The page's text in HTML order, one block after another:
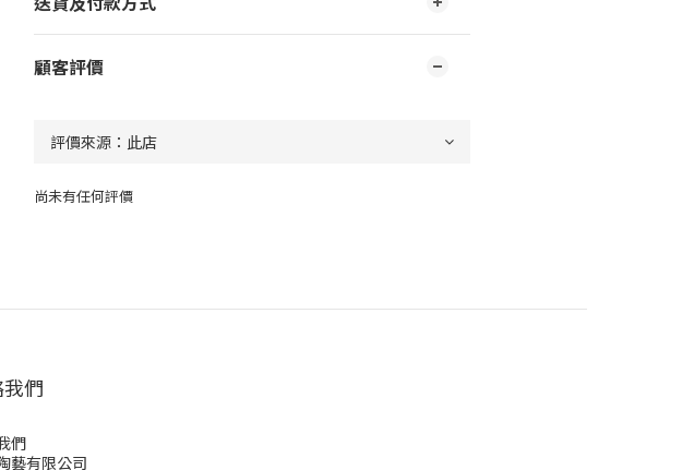
顧客評價
尚未有任何評價
們
們
藝有限公司